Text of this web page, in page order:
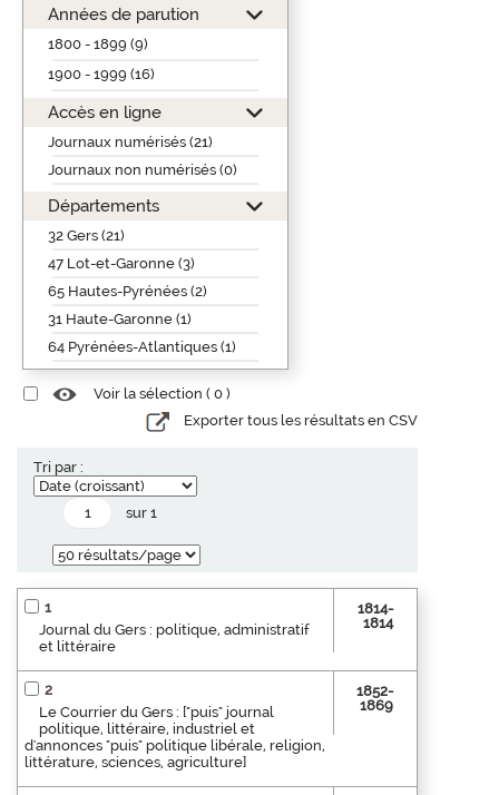
Années de parution
1800 - 1899 (9)
1900 - 1999 (16)
Accès en ligne
Journaux numérisés (21)
Journaux non numérisés (0)
Départements
32 Gers (21)
47 Lot-et-Garonne (3)
65 Hautes-Pyrénées (2)
31 Haute-Garonne (1)
64 Pyrénées-Atlantiques (1)
Voir la sélection ( 0 )
Exporter tous les résultats en CSV
Tri par :
sur 1
1
Journal du Gers : politique, administratif
et littéraire
1814-
1814
2
Le Courrier du Gers : ["puis" journal
politique, littéraire, industriel et
d'annonces "puis" politique libérale, religion,
littérature, sciences, agriculture]
1852-
1869